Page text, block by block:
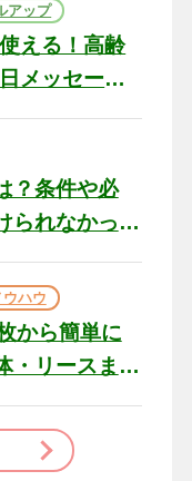
アップ
える！高齢
メッセージ
？条件や必
られなかっ
ハウ
から簡単に
・リースま